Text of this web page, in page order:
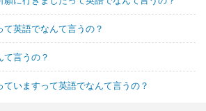
英語でなんて言うの？
言うの？
いますって英語でなんて言うの？